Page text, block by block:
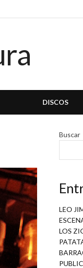
DISCOS
Buscar
LEO
LOS